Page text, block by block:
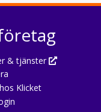
& tjänster
Klicket